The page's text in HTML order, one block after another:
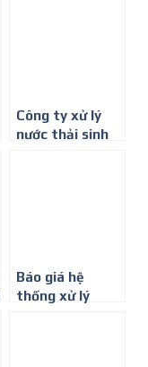
Công ty xử lý
nước thải sinh
Báo giá hệ
thống xử lý